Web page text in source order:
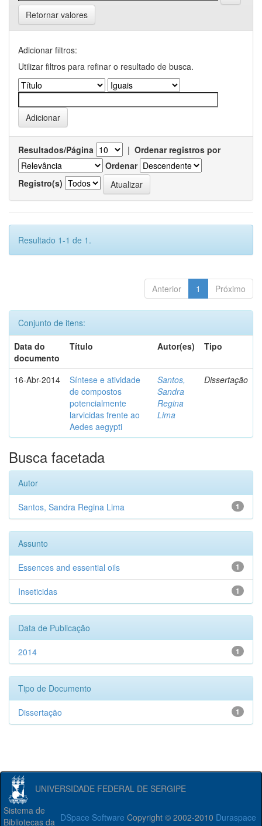
Retornar valores
Adicionar filtros:
Utilizar filtros para refinar o resultado de busca.
Resultados/Página | Ordenar registros por
Ordenar
Registro(s)
Resultado 1-1 de 1.
Anterior 1 Próximo
Conjunto de itens:
Data do
documento
Título Autor(es) Tipo
16-Abr-2014
Síntese e atividade
de compostos
potencialmente
larvicidas frente ao
Aedes aegypti
Santos,
Sandra
Regina
Lima
Dissertação
Busca facetada
Autor
1
Santos, Sandra Regina Lima
Assunto
1
Essences and essential oils
1
Inseticidas
Data de Publicação
1
2014
Tipo de Documento
1
Dissertação
UNIVERSIDADE FEDERAL DE SERGIPE
DSpace Software Copyright © 2002-2010 Duraspace
Sistema de
Bibliotecas da